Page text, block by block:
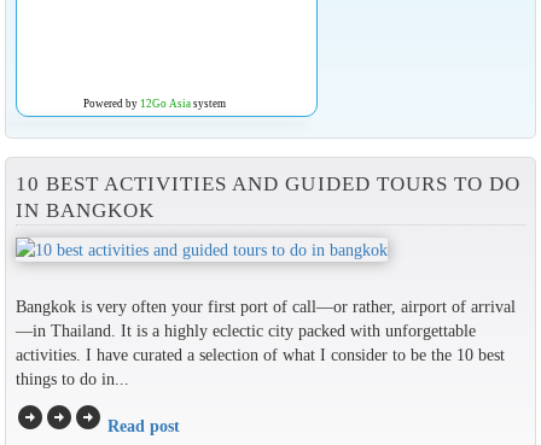
Powered by 12Go Asiasystem
10 BEST ACTIVITIES AND GUIDED TOURS TO DO
IN BANGKOK
Bangkok is very often your first port of call—or rather, airport of arrival
—in Thailand. It is a highly eclectic city packed with unforgettable
activities. I have curated a selection of what I consider to be the 10 best
things to do in...
arrow_circle_rightarrow_circle_rightarrow_circle_right Read post